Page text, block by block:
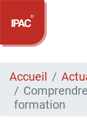
Aller
contenu
Accueil
formation